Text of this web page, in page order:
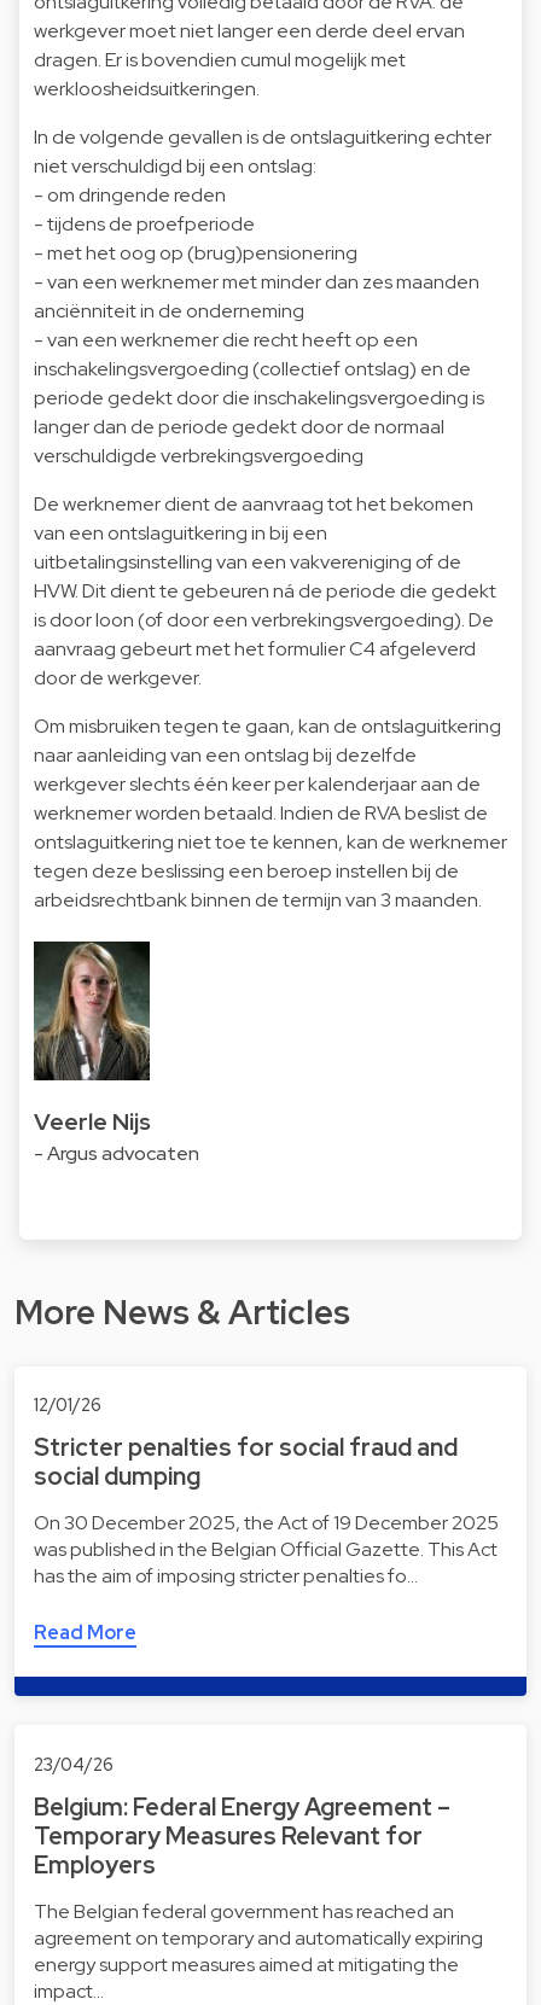
werkgever moet niet langer een derde deel ervan
dragen. Er is bovendien cumul mogelijk met
werkloosheidsuitkeringen.
In de volgende gevallen is de ontslaguitkering echter
niet verschuldigd bij een ontslag:
- om dringende reden
- tijdens de proefperiode
- met het oog op (brug)pensionering
- van een werknemer met minder dan zes maanden
anciënniteit in de onderneming
- van een werknemer die recht heeft op een
inschakelingsvergoeding (collectief ontslag) en de
periode gedekt door die inschakelingsvergoeding is
langer dan de periode gedekt door de normaal
verschuldigde verbrekingsvergoeding
De werknemer dient de aanvraag tot het bekomen
van een ontslaguitkering in bij een
uitbetalingsinstelling van een vakvereniging of de
HVW. Dit dient te gebeuren ná de periode die gedekt
is door loon (of door een verbrekingsvergoeding). De
aanvraag gebeurt met het formulier C4 afgeleverd
door de werkgever.
Om misbruiken tegen te gaan, kan de ontslaguitkering
naar aanleiding van een ontslag bij dezelfde
werkgever slechts één keer per kalenderjaar aan de
werknemer worden betaald. Indien de RVA beslist de
ontslaguitkering niet toe te kennen, kan de werknemer
tegen deze beslissing een beroep instellen bij de
arbeidsrechtbank binnen de termijn van 3 maanden.
Veerle Nijs
- Argus advocaten
More News & Articles
12/01/26
Stricter penalties for social fraud and
social dumping
On 30 December 2025, the Act of 19 December 2025
was published in the Belgian Official Gazette. This Act
has the aim of imposing stricter penalties fo…
Read More
23/04/26
Belgium: Federal Energy Agreement –
Temporary Measures Relevant for
Employers
The Belgian federal government has reached an
agreement on temporary and automatically expiring
energy support measures aimed at mitigating the
impact…